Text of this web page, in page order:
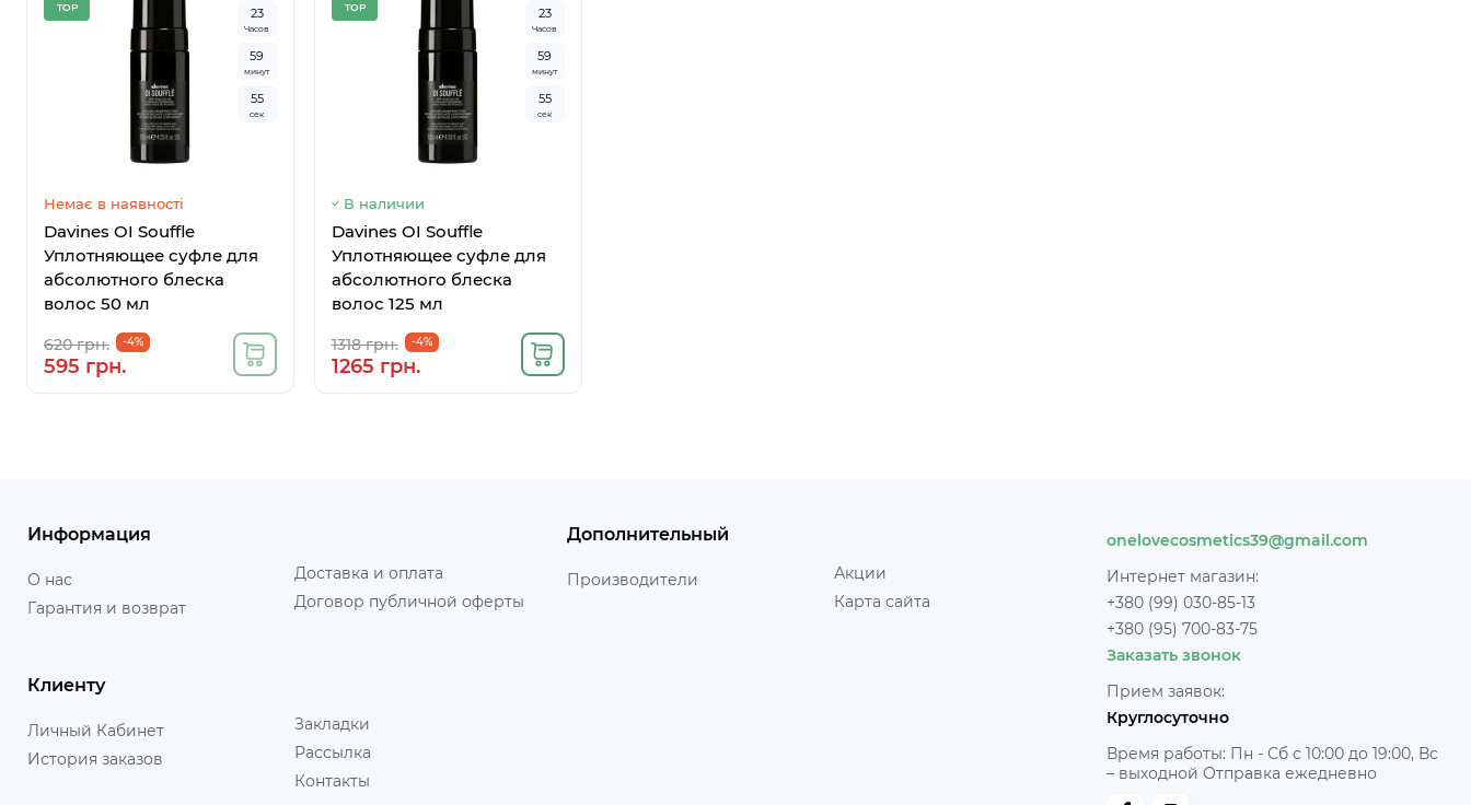
TOP 23
Часов
59
минут
54
сек
Немає в наявності
Davines OI Souffle
Уплотняющее суфле для
абсолютного блеска
волос 50 мл
620 грн. -4%
595 грн.
TOP 23
Часов
59
минут
54
сек
В наличии
Davines OI Souffle
Уплотняющее суфле для
абсолютного блеска
волос 125 мл
1318 грн. -4%
1265 грн.
Информация
О нас
Гарантия и возврат
Доставка и оплата
Договор публичной оферты
Дополнительный
Производители
Акции
Карта сайта
Клиенту
Личный Кабинет
История заказов
Закладки
Рассылка
Контакты
onelovecosmetics39@gmail.com
Интернет магазин:
+380 (99) 030-85-13
+380 (95) 700-83-75
Заказать звонок
Прием заявок:
Круглосуточно
Время работы: Пн - Сб с 10:00 до 19:00, Вс
– выходной Отправка ежедневно